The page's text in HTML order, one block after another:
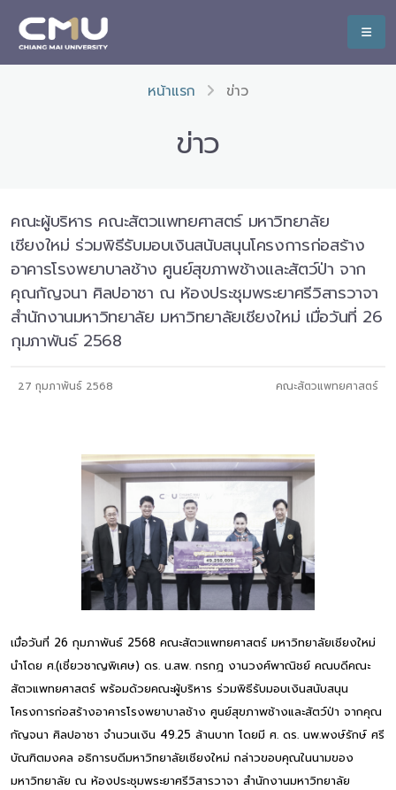
หน้าแรก ข่าว
ข่าว
คณะผู้บริหาร คณะสัตวแพทยศาสตร์ มหาวิทยาลัย
เชียงใหม่ ร่วมพิธีรับมอบเงินสนับสนุนโครงการก่อสร้าง
อาคารโรงพยาบาลช้าง ศูนย์สุขภาพช้างและสัตว์ป่า จาก
คุณกัญจนา ศิลปอาชา ณ ห้องประชุมพระยาศรีวิสารวาจา
สำนักงานมหาวิทยาลัย มหาวิทยาลัยเชียงใหม่ เมื่อวันที่ 26
กุมภาพันธ์ 2568
27 กุมภาพันธ์ 2568 คณะสัตวแพทยศาสตร์
เมื่อวันที่ 26 กุมภาพันธ์ 2568 คณะสัตวแพทยศาสตร์ มหาวิทยาลัยเชียงใหม่
นำโดย ศ.(เชี่ยวชาญพิเศษ) ดร. น.สพ. กรกฎ งานวงศ์พาณิชย์ คณบดีคณะ
สัตวแพทยศาสตร์ พร้อมด้วยคณะผู้บริหาร ร่วมพิธีรับมอบเงินสนับสนุน
โครงการก่อสร้างอาคารโรงพยาบาลช้าง ศูนย์สุขภาพช้างและสัตว์ป่า จากคุณ
กัญจนา ศิลปอาชา จำนวนเงิน 49.25 ล้านบาท โดยมี ศ. ดร. นพ.พงษ์รักษ์ ศรี
บัณฑิตมงคล อธิการบดีมหาวิทยาลัยเชียงใหม่ กล่าวขอบคุณในนามของ
มหาวิทยาลัย ณ ห้องประชุมพระยาศรีวิสารวาจา สำนักงานมหาวิทยาลัย